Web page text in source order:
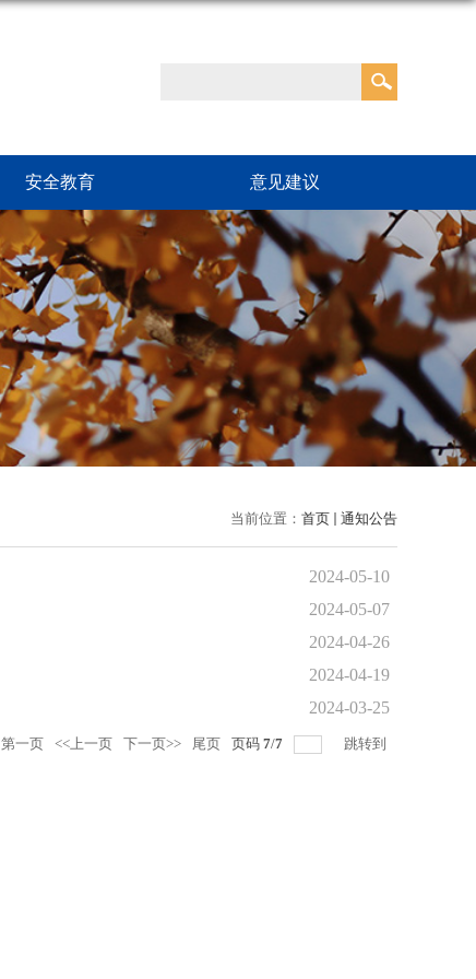
安全教育 意见建议
当前位置： 首页 通知公告
2024-05-10
2024-05-07
2024-04-26
2024-04-19
2024-03-25
第一页 <<上一页 下一页>> 尾页 页码 7/7 跳转到